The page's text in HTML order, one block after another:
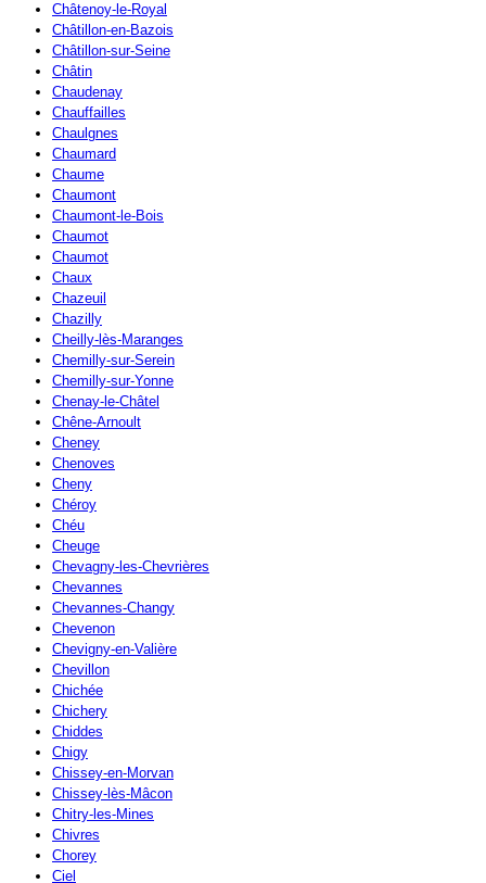
Châtenoy-le-Royal
Châtillon-en-Bazois
Châtillon-sur-Seine
Châtin
Chaudenay
Chauffailles
Chaulgnes
Chaumard
Chaume
Chaumont
Chaumont-le-Bois
Chaumot
Chaumot
Chaux
Chazeuil
Chazilly
Cheilly-lès-Maranges
Chemilly-sur-Serein
Chemilly-sur-Yonne
Chenay-le-Châtel
Chêne-Arnoult
Cheney
Chenoves
Cheny
Chéroy
Chéu
Cheuge
Chevagny-les-Chevrières
Chevannes
Chevannes-Changy
Chevenon
Chevigny-en-Valière
Chevillon
Chichée
Chichery
Chiddes
Chigy
Chissey-en-Morvan
Chissey-lès-Mâcon
Chitry-les-Mines
Chivres
Chorey
Ciel